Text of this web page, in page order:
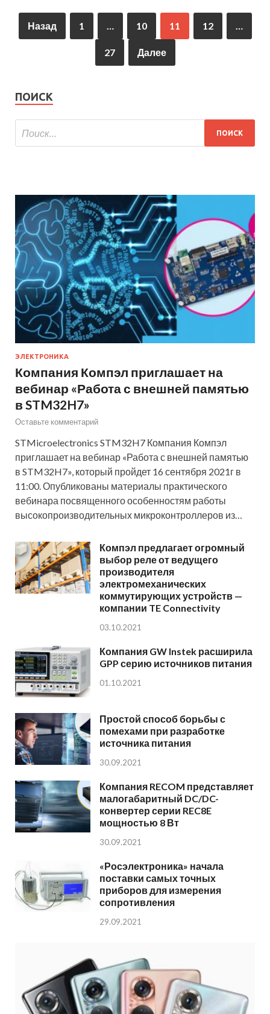
Назад 1 … 10 11 12 …
27 Далее
ПОИСК
ЭЛЕКТРОНИКА
Компания Компэл приглашает на
вебинар «Работа с внешней памятью
в STM32H7»
Оставьте комментарий
STMicroelectronics STM32H7 Компания Компэл
приглашает на вебинар «Работа с внешней памятью
в STM32H7», который пройдет 16 сентября 2021г в
11:00. Опубликованы материалы практического
вебинара посвященного особенностям работы
высокопроизводительных микроконтроллеров из…
Компэл предлагает огромный
выбор реле от ведущего
производителя
электромеханических
коммутирующих устройств —
компании TE Connectivity
03.10.2021
Компания GW Instek расширила
GPP серию источников питания
01.10.2021
Простой способ борьбы с
помехами при разработке
источника питания
30.09.2021
Компания RECOM представляет
малогабаритный DC/DC-
конвертер серии REC8E
мощностью 8 Вт
30.09.2021
«Росэлектроника» начала
поставки самых точных
приборов для измерения
сопротивления
29.09.2021